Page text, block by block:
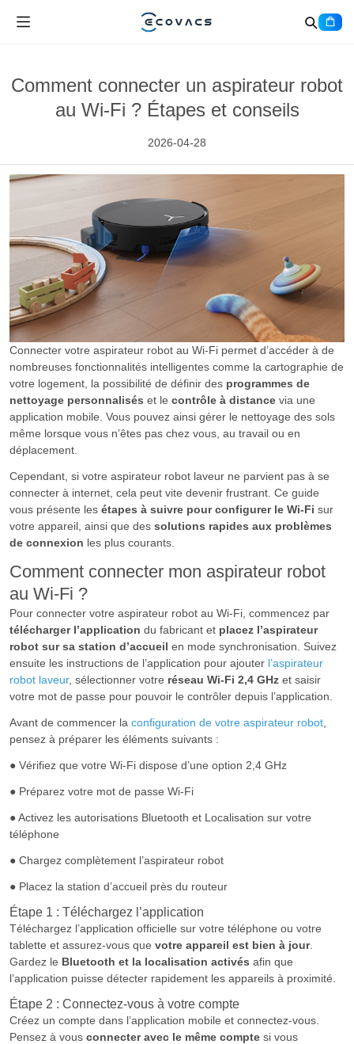
Comment connecter un aspirateur robot
au Wi-Fi ? Étapes et conseils
2026-04-28
Connecter votre aspirateur robot au Wi-Fi permet d’accéder à de
nombreuses fonctionnalités intelligentes comme la cartographie de
votre logement, la possibilité de définir des programmes de
nettoyage personnalisés et le contrôle à distance via une
application mobile. Vous pouvez ainsi gérer le nettoyage des sols
même lorsque vous n’êtes pas chez vous, au travail ou en
déplacement.
Cependant, si votre aspirateur robot laveur ne parvient pas à se
connecter à internet, cela peut vite devenir frustrant. Ce guide
vous présente les étapes à suivre pour configurer le Wi-Fi sur
votre appareil, ainsi que des solutions rapides aux problèmes
de connexion les plus courants.
Comment connecter mon aspirateur robot
au Wi-Fi ?
Pour connecter votre aspirateur robot au Wi-Fi, commencez par
télécharger l’application du fabricant et placez l’aspirateur
robot sur sa station d’accueil en mode synchronisation. Suivez
ensuite les instructions de l’application pour ajouter l’aspirateur
robot laveur, sélectionner votre réseau Wi-Fi 2,4 GHz et saisir
votre mot de passe pour pouvoir le contrôler depuis l’application.
Avant de commencer la configuration de votre aspirateur robot,
pensez à préparer les éléments suivants :
● Vérifiez que votre Wi-Fi dispose d’une option 2,4 GHz
● Préparez votre mot de passe Wi-Fi
● Activez les autorisations Bluetooth et Localisation sur votre
téléphone
● Chargez complètement l’aspirateur robot
● Placez la station d’accueil près du routeur
Étape 1 : Téléchargez l’application
Téléchargez l’application officielle sur votre téléphone ou votre
tablette et assurez-vous que votre appareil est bien à jour.
Gardez le Bluetooth et la localisation activés afin que
l’application puisse détecter rapidement les appareils à proximité.
Étape 2 : Connectez-vous à votre compte
Créez un compte dans l’application mobile et connectez-vous.
Pensez à vous connecter avec le même compte si vous